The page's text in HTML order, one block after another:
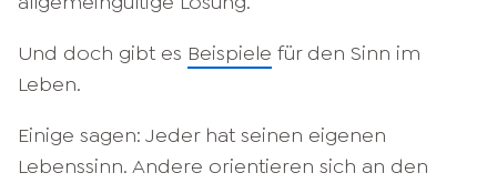
Und doch gibt es Beispiele für den Sinn im
Leben.
Einige sagen: Jeder hat seinen eigenen
Lebenssinn. Andere orientieren sich an den